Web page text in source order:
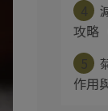
攻略
作用